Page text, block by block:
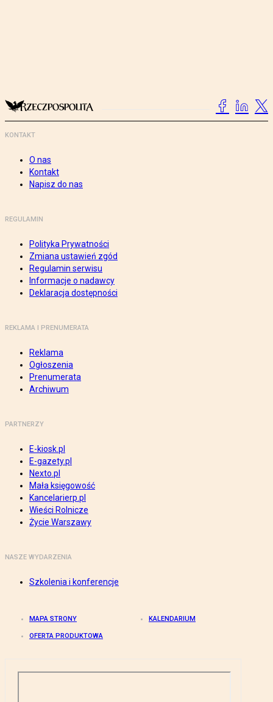
KONTAKT
O nas
Kontakt
Napisz do nas
REGULAMIN
Polityka Prywatności
Zmiana ustawień zgód
Regulamin serwisu
Informacje o nadawcy
Deklaracja dostępności
REKLAMA I PRENUMERATA
Reklama
Ogłoszenia
Prenumerata
Archiwum
PARTNERZY
E-kiosk.pl
E-gazety.pl
Nexto.pl
Mała księgowość
Kancelarierp.pl
Wieści Rolnicze
Życie Warszawy
NASZE WYDARZENIA
Szkolenia i konferencje
MAPA STRONY KALENDARIUM
OFERTA PRODUKTOWA